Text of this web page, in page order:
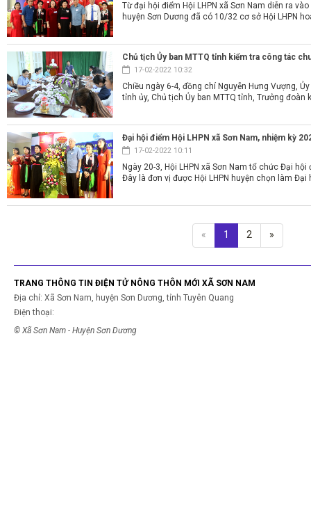
Từ đại hội điểm Hội LHPN xã Sơn Nam diễn ra
huyện Sơn Dương đã có 10/32 cơ sở Hội LHPN
Chủ tịch Ủy ban MTTQ tỉnh kiểm tra công tác
17-02-2022 10:32
Chiều ngày 6-4, đồng chí Nguyễn Hưng Vượng,
tỉnh ủy, Chủ tịch Ủy ban MTTQ tỉnh, Trưởng đoàn
Đại hội điểm Hội LHPN xã Sơn Nam, nhiệm kỳ
17-02-2022 10:11
Ngày 20-3, Hội LHPN xã Sơn Nam tổ chức Đại
Đây là đơn vị được Hội LHPN huyện chọn làm Đại
« 1 2 »
TRANG THÔNG TIN ĐIỆN TỬ NÔNG THÔN MỚI XÃ SƠN NAM
Địa chỉ: Xã Sơn Nam, huyện Sơn Dương, tỉnh Tuyên Quang
Điện thoại:
© Xã Sơn Nam - Huyện Sơn Dương